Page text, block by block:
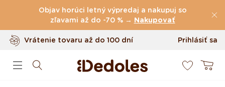
Preskočiť na obsah
Objav horúci letný výpredaj a nakupuj so
zľavami až do -70 % → Nakupovať
Poštovnézdarma nad39 €
Vrátenie tovaru až do 100 dní
Originálny dizajn navrhnutý u nás
Prihlásiť sa
Košík